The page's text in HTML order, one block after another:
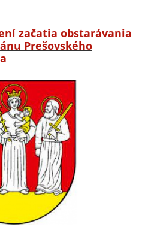
začatia obstarávania
Prešovského